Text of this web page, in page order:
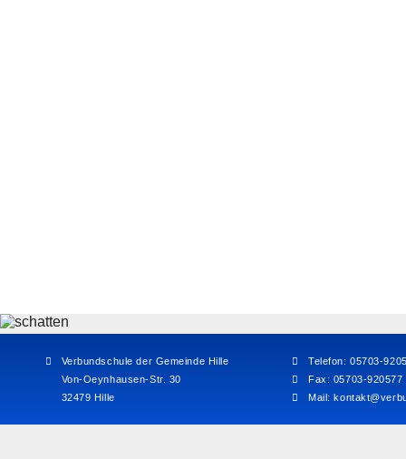
Verbundschule der Gemeinde Hille
Von-Oeynhausen-Str. 30
32479 Hille
Telefon: 05703-
Fax: 05703-920577
Mail: